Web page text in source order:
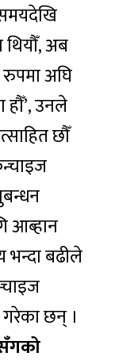
अब
अघि
उनले
छौँ
आब्हान
भन्दा बढीले
छन् ।